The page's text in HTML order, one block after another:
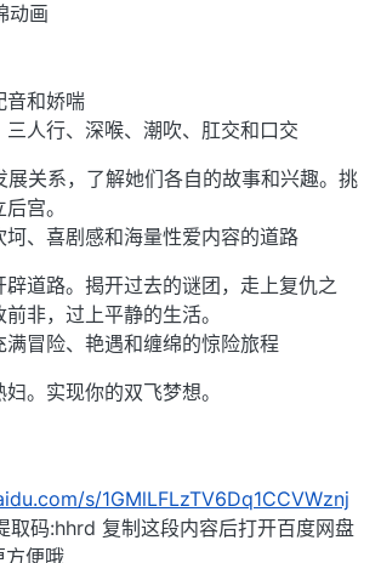
动画
音和娇喘
人行、深喉、潮吹、肛交和口交
展关系，了解她们各自的故事和兴趣。挑
宫。
坷、喜剧感和海量性爱内容的道路
道路。揭开过去的谜团，走上复仇之
非，过上平静的生活。
满冒险、艳遇和缠绵的惊险旅程
。实现你的双飞梦想。
s/1GMlLFLzTV6Dq1CCVWznj
取码:hhrd 复制这段内容后打开百度网盘
方便哦